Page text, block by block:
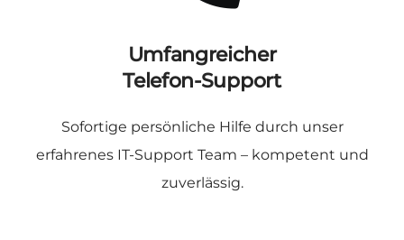
Umfangreicher
Telefon-Support
Sofortige persönliche Hilfe durch unser
erfahrenes IT-Support Team – kompetent und
zuverlässig.